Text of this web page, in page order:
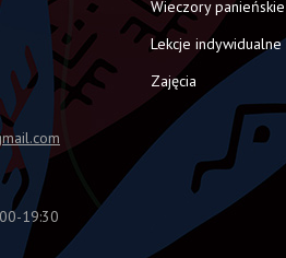
19:30
Wieczory
Lekcje indywidualne
Zajęcia